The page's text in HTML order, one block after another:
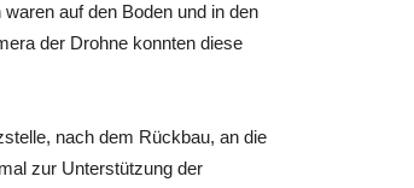
auf den Boden und in den
der Drohne konnten diese
nach dem Rückbau, an die
zur Unterstützung der